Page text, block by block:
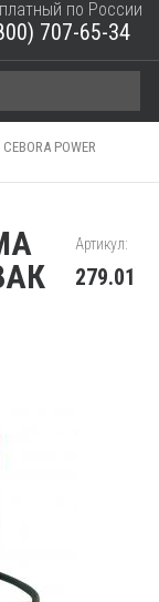
по России
707-65-34
CEBORA POWER
Артикул:
279.01
КОРЗИНУ